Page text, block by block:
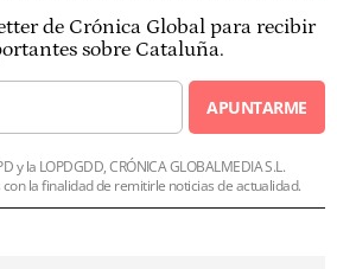
de Crónica Global para recibir
sobre Cataluña.
APUNTARME
y la LOPDGDD, CRÓNICA GLOBALMEDIA S.L.
la finalidad de remitirle noticias de actualidad.